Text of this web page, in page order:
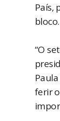
País,
bloco.
“O
ferir